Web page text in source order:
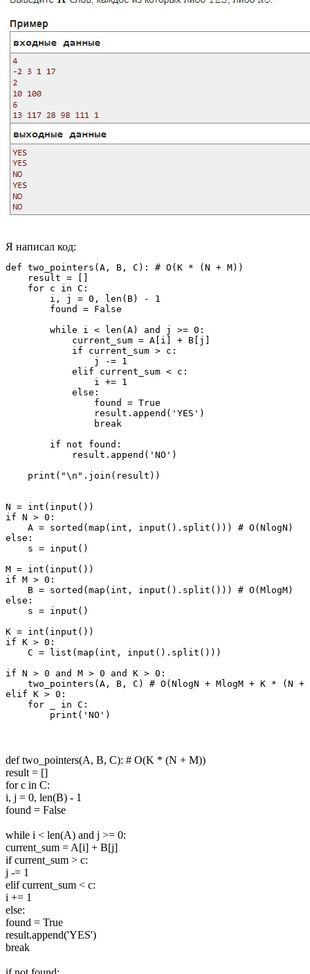
Я написал код:
def two_pointers(A, B, C): # O(K * (N + M))
    result = []
    for c in C:
        i, j = 0, len(B) - 1
        found = False
        while i < len(A) and j >= 0:
            current_sum = A[i] + B[j]
            if current_sum > c:
                j -= 1
            elif current_sum < c:
                i += 1
            else:
                found = True
                result.append('YES')
                break
        if not found:
            result.append('NO')
    print("\n".join(result))
N = int(input())
if N > 0:
    A = sorted(map(int, input().split())) # O(NlogN)
else:
    s = input()
M = int(input())
if M > 0:
    B = sorted(map(int, input().split())) # O(MlogM)
else:
    s = input()
K = int(input())
if K > 0:
    C = list(map(int, input().split()))
if N > 0 and M > 0 and K > 0:
two_pointers(A, B, C) # O(NlogN + MlogM + K * (N +
elif K > 0:
    for _ in C:
        print('NO')
def two_pointers(A, B, C): # O(K * (N + M))
result = []
for c in C:
i, j = 0, len(B) - 1
found = False
while i < len(A) and j >= 0:
current_sum = A[i] + B[j]
if current_sum > c:
j -= 1
elif current_sum < c:
i += 1
else:
found = True
result.append('YES')
break